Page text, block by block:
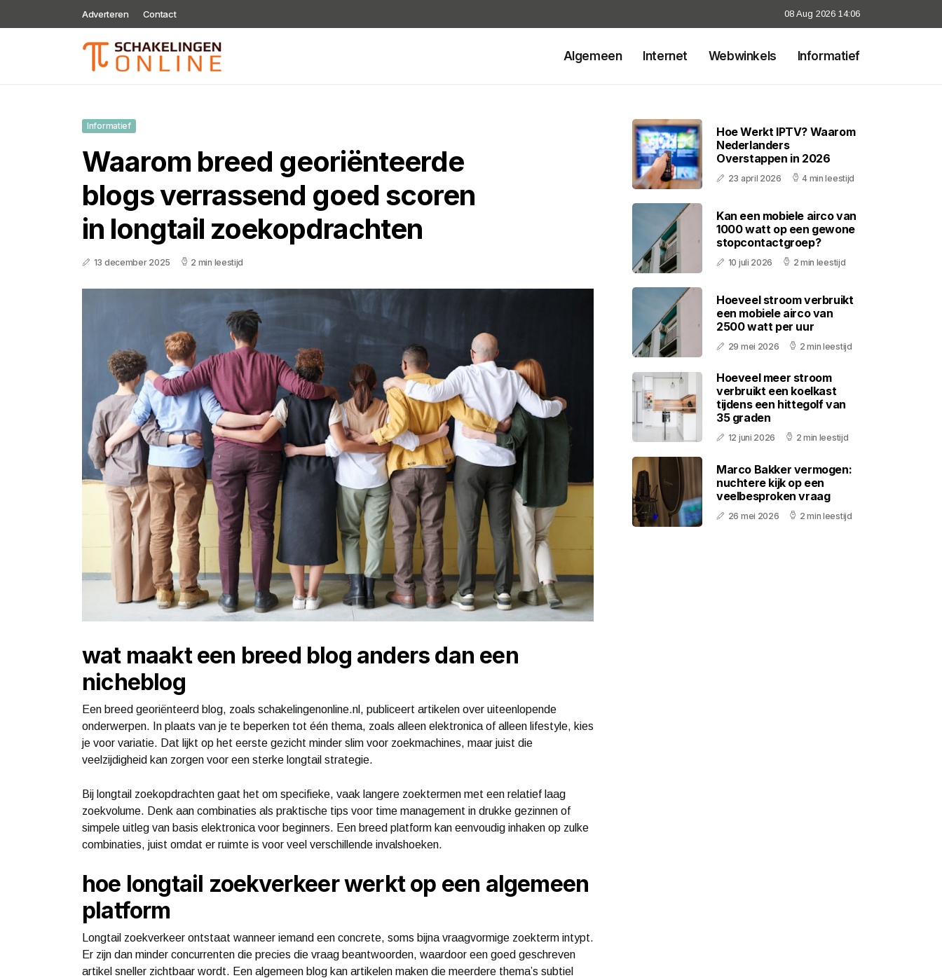
Adverteren Contact 08 Aug 2026 14:06
Algemeen Internet Webwinkels Informatief
Informatief
Waarom breed georiënteerde
blogs verrassend goed scoren
in longtail zoekopdrachten
13 december 2025 2 min leestijd
wat maakt een breed blog anders dan een
nicheblog
Een breed georiënteerd blog, zoals schakelingenonline.nl, publiceert artikelen over uiteenlopende
onderwerpen. In plaats van je te beperken tot één thema, zoals alleen elektronica of alleen lifestyle, kies
je voor variatie. Dat lijkt op het eerste gezicht minder slim voor zoekmachines, maar juist die
veelzijdigheid kan zorgen voor een sterke longtail strategie.
Bij longtail zoekopdrachten gaat het om specifieke, vaak langere zoektermen met een relatief laag
zoekvolume. Denk aan combinaties als praktische tips voor time management in drukke gezinnen of
simpele uitleg van basis elektronica voor beginners. Een breed platform kan eenvoudig inhaken op zulke
combinaties, juist omdat er ruimte is voor veel verschillende invalshoeken.
hoe longtail zoekverkeer werkt op een algemeen
platform
Longtail zoekverkeer ontstaat wanneer iemand een concrete, soms bijna vraagvormige zoekterm intypt.
Er zijn dan minder concurrenten die precies die vraag beantwoorden, waardoor een goed geschreven
artikel sneller zichtbaar wordt. Een algemeen blog kan artikelen maken die meerdere thema’s subtiel
Hoe Werkt IPTV? Waarom
Nederlanders
Overstappen in 2026
23 april 2026 4 min leestijd
Kan een mobiele airco van
1000 watt op een gewone
stopcontactgroep?
10 juli 2026 2 min leestijd
Hoeveel stroom verbruikt
een mobiele airco van
2500 watt per uur
29 mei 2026 2 min leestijd
Hoeveel meer stroom
verbruikt een koelkast
tijdens een hittegolf van
35 graden
12 juni 2026 2 min leestijd
Marco Bakker vermogen:
nuchtere kijk op een
veelbesproken vraag
26 mei 2026 2 min leestijd